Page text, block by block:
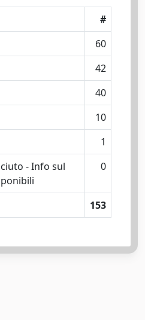
#
60
42
40
10
1
- Info sul
0
153